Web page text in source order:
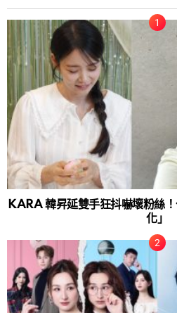
KARA 韓昇延雙手狂抖嚇壞粉絲
化」